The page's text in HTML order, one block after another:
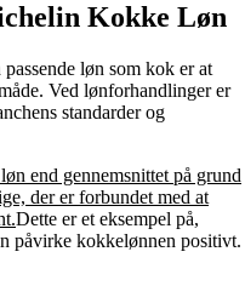
Kokke Løn
løn som kok er at
Ved lønforhandlinger er
standarder og
end gennemsnittet på grund
der er forbundet med at
Dette er et eksempel på,
påvirke kokkelønnen positivt.